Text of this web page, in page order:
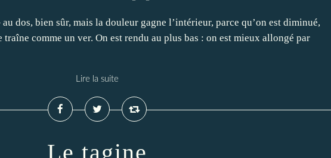
dos, bien sûr, mais la douleur gagne l’intérieur, parce qu’on est diminué,
traîne comme un ver. On est rendu au plus bas : on est mieux allongé par
Lire la suite
Le tagine